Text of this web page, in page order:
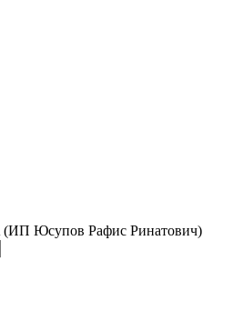
Юсупов Рафис Ринатович)